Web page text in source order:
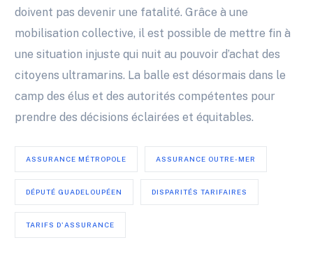
doivent pas devenir une fatalité. Grâce à une
mobilisation collective, il est possible de mettre fin à
une situation injuste qui nuit au pouvoir d’achat des
citoyens ultramarins. La balle est désormais dans le
camp des élus et des autorités compétentes pour
prendre des décisions éclairées et équitables.
ASSURANCE MÉTROPOLE ASSURANCE OUTRE-MER
DÉPUTÉ GUADELOUPÉEN DISPARITÉS TARIFAIRES
TARIFS D'ASSURANCE